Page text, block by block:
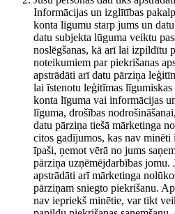
Informācijas un izglītības
konta līgumu starp jums un
datu subjekta lūguma veiktu
noslēgšanas, kā arī lai izpildītu
noteikumiem par piekrišanas
apstrādāti arī datu pārziņa
lai īstenotu leģitīmas
konta līguma vai informācijas
līguma, drošības
datu pārziņa tiešā mārketinga
citos gadījumos, kas nav minēti
īpaši, ņemot vērā no jums
pārziņa uzņēmējdarbības jomu.
apstrādāti arī mārketinga
pārziņam sniegto piekrišanu.
nav iepriekš minētie, var tikt